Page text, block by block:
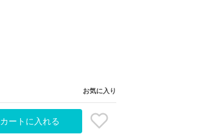
お気に入り
カートに入れる